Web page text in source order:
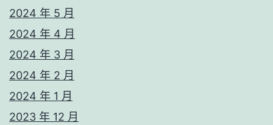
2024 年 5 月
2024 年 4 月
2024 年 3 月
2024 年 2 月
2024 年 1 月
2023 年 12 月